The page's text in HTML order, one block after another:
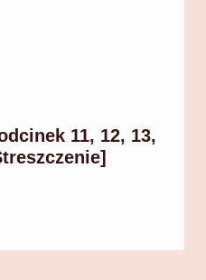
11, 12, 13,